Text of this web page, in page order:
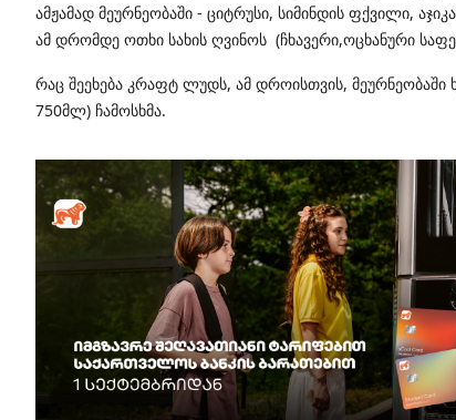
ამჟამად მეურნეობაში - ციტრუსი, სიმინდის ფქვილი,
ამ დრომდე ოთხი სახის ღვინოს (ჩხავერი,ოცხანური
რაც შეეხება კრაფტ ლუდს, ამ დროისთვის,
750მლ) ჩამოსხმა.